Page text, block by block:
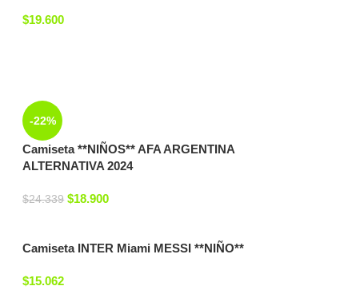
$19.600
-22%
Camiseta **NIÑOS** AFA ARGENTINA
ALTERNATIVA 2024
$24.339 $18.900
Camiseta INTER Miami MESSI **NIÑO**
$15.062